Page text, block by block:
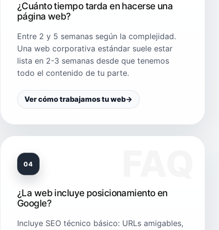
¿Cuánto tiempo tarda en hacerse una
página web?
Entre 2 y 5 semanas según la complejidad.
Una web corporativa estándar suele estar
lista en 2-3 semanas desde que tenemos
todo el contenido de tu parte.
Ver cómo trabajamos tu web→
04
¿La web incluye posicionamiento en
Google?
Incluye SEO técnico básico: URLs amigables,